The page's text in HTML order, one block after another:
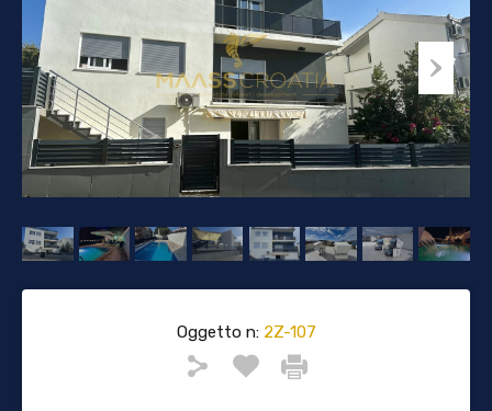
Oggetto n:2Z-107